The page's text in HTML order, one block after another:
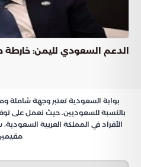
الدعم السعودي لليمن: خارطة
بوابة السعودية تعتبر وجهة شاملة
بالنسبة للسعوديين. حيث نعمل على
الأفراد في المملكة العربية